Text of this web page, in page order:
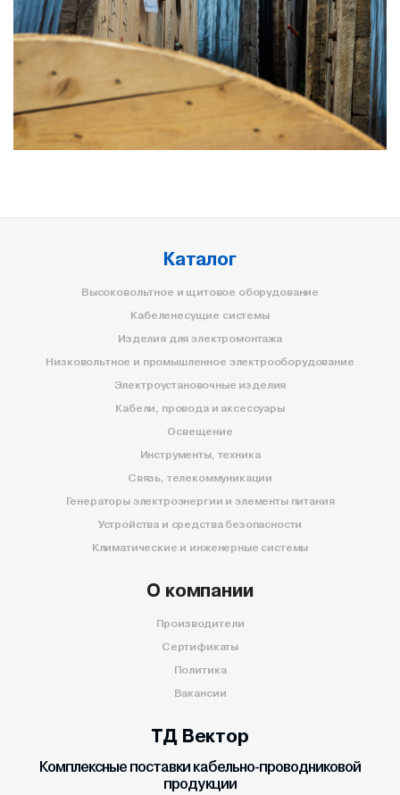
Каталог
Высоковольтное и щитовое оборудование
Кабеленесущие системы
Изделия для электромонтажа
Низковольтное и промышленное электрооборудование
Электроустановочные изделия
Кабели, провода и аксессуары
Освещение
Инструменты, техника
Связь, телекоммуникации
Генераторы электроэнергии и элементы питания
Устройства и средства безопасности
Климатические и инженерные системы
О компании
Производители
Сертификаты
Политика
Вакансии
ТД Вектор
Комплексные поставки кабельно-проводниковой
продукции